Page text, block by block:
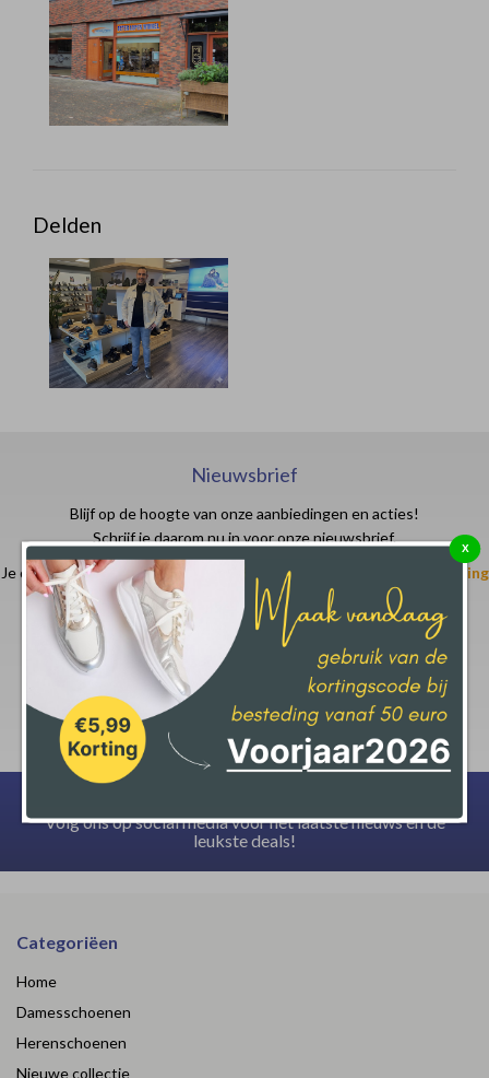
Delden
Nieuwsbrief
Blijf op de hoogte van onze aanbiedingen en acties!
Schrijf je daarom nu in voor onze nieuwsbrief.
Je ontvangt in je email- of spam box een code waarmee je
€ 10,- korting
krijgt op jouw aankoop.
Deze actie geld bij een minimale afname van € 50,-
Volg ons op social media voor het laatste nieuws en de
leukste deals!
Categoriëen
Home
Damesschoenen
Herenschoenen
Nieuwe collectie
X